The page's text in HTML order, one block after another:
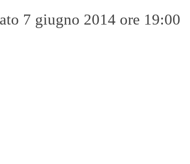
7 giugno 2014 ore 19:00